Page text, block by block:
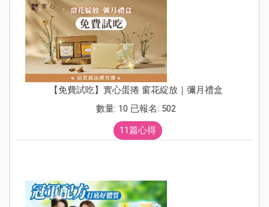
【免費試吃】實心蛋捲 窗花綻放｜彌月禮盒
數量: 10 已報名: 502
11篇心得